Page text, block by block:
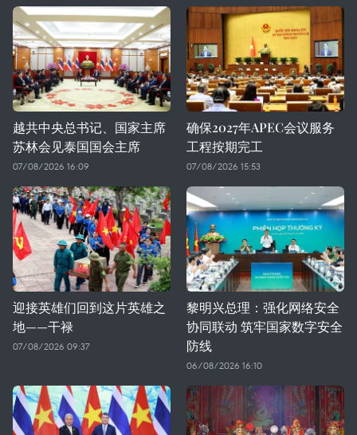
越共中央总书记、国家主席
苏林会见泰国国会主席
07/08/2026 16:09
确保2027年APEC会议服务
工程按期完工
07/08/2026 15:53
迎接英雄们回到这片英雄之
地——干禄
07/08/2026 09:37
黎明兴总理：强化网络安全
协同联动 筑牢国家数字安全
防线
06/08/2026 16:10